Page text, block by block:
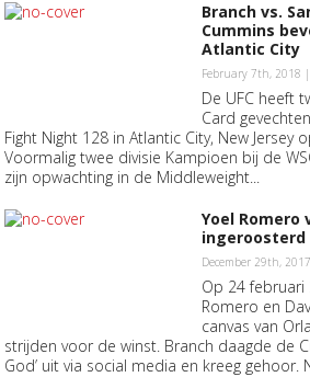
Branch vs.
Cummins
Atlantic City
February 7th, 2018
De UFC heeft
Card
Fight Night 128 in Atlantic City, New Jersey
Voormalig twee divisie Kampioen bij de
zijn opwachting in de Middleweight...
Yoel Romero
ingeroosterd
December 29th,
Op 24 februari
Romero en
canvas van
strijden voor de winst. Branch daagde de
God’ uit via social media en kreeg gehoor.